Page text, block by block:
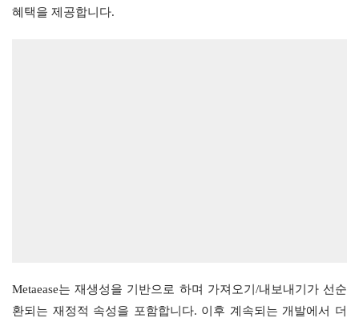
혜택을 제공합니다.
Metaease는 재생성을 기반으로 하며 가져오기/내보내기가 선순
환되는 재정적 속성을 포함합니다. 이후 계속되는 개발에서 더